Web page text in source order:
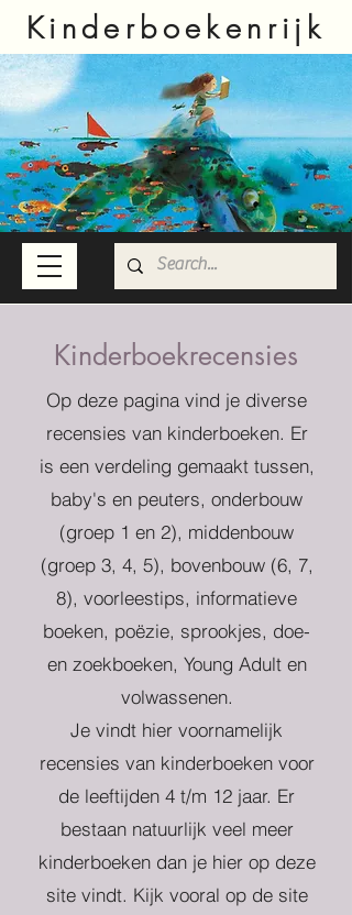
Kinderboekenrijk
Kinderboekrecensies
Op deze pagina vind je diverse
recensies van kinderboeken. Er
is een verdeling gemaakt tussen,
baby's en peuters, onderbouw
(groep 1 en 2), middenbouw
(groep 3, 4, 5), bovenbouw (6, 7,
8), voorleestips, informatieve
boeken, poëzie, sprookjes, doe-
en zoekboeken, Young Adult en
volwassenen.
Je vindt hier voornamelijk
recensies van kinderboeken voor
de leeftijden 4 t/m 12 jaar. Er
bestaan natuurlijk veel meer
kinderboeken dan je hier op deze
site vindt. Kijk vooral op de site